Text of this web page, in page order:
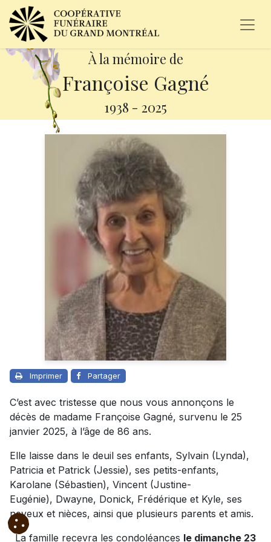
À la mémoire de
Françoise Gagné
1938 - 2025
Imprimer Partager
C’est avec tristesse que nous vous annonçons le
décès de madame Françoise Gagné, survenu le 25
janvier 2025, à l’âge de 86 ans.
Elle laisse dans le deuil ses enfants, Sylvain (Lynda),
Patricia et Patrick (Jessie), ses petits-enfants,
Karolane (Sébastien), Vincent (Justine-
Eugénie), Dwayne, Donick, Frédérique et Kyle, ses
neveux et nièces, ainsi que plusieurs parents et amis.
La famille recevra les condoléances le dimanche 23